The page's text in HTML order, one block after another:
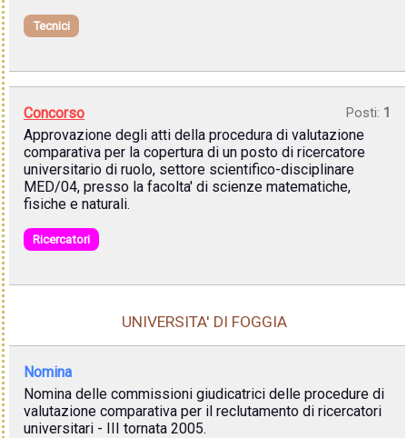
Tecnici
Concorso Posti: 1
Approvazione degli atti della procedura di valutazione
comparativa per la copertura di un posto di ricercatore
universitario di ruolo, settore scientifico-disciplinare
MED/04, presso la facolta' di scienze matematiche,
fisiche e naturali.
Ricercatori
UNIVERSITA' DI FOGGIA
Nomina
Nomina delle commissioni giudicatrici delle procedure di
valutazione comparativa per il reclutamento di ricercatori
universitari - III tornata 2005.